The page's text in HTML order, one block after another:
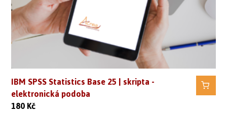
IBM SPSS Statistics Base 25 | skripta -
elektronická podoba
180Kč